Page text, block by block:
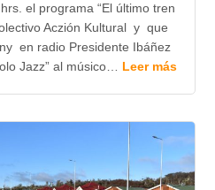
el programa “El último tren
Aczión Kultural y que
en radio Presidente Ibáñez
Jazz” al músico… Leer más